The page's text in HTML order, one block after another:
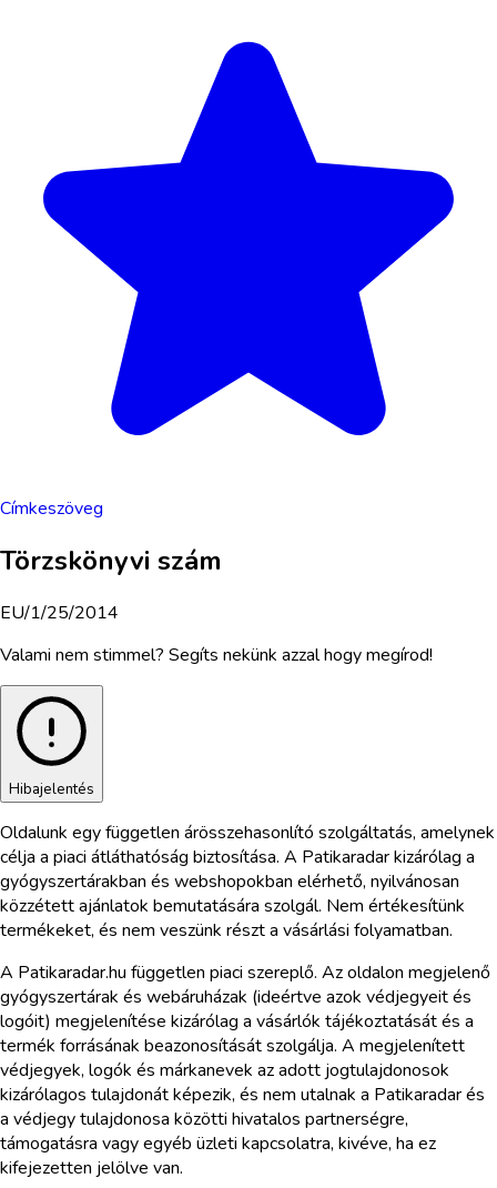
Címkeszöveg
Törzskönyvi szám
EU/1/25/2014
Valami nem stimmel? Segíts nekünk azzal hogy megírod!
Hibajelentés
Oldalunk egy független árösszehasonlító szolgáltatás, amelynek
célja a piaci átláthatóság biztosítása. A Patikaradar kizárólag a
gyógyszertárakban és webshopokban elérhető, nyilvánosan
közzétett ajánlatok bemutatására szolgál. Nem értékesítünk
termékeket, és nem veszünk részt a vásárlási folyamatban.
A Patikaradar.hu független piaci szereplő. Az oldalon megjelenő
gyógyszertárak és webáruházak (ideértve azok védjegyeit és
logóit) megjelenítése kizárólag a vásárlók tájékoztatását és a
termék forrásának beazonosítását szolgálja. A megjelenített
védjegyek, logók és márkanevek az adott jogtulajdonosok
kizárólagos tulajdonát képezik, és nem utalnak a Patikaradar és
a védjegy tulajdonosa közötti hivatalos partnerségre,
támogatásra vagy egyéb üzleti kapcsolatra, kivéve, ha ez
kifejezetten jelölve van.